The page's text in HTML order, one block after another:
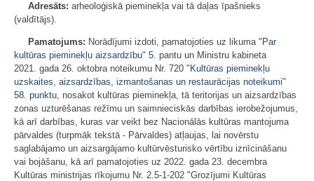
Adresāts: arheoloģiskā pieminekļa vai tā daļas īpašnieks
(valdītājs).
Pamatojums: Norādījumi izdoti, pamatojoties uz likuma " Par
kultūras pieminekļu aizsardzību" 5. pantu un Ministru kabineta
2021. gada 26. oktobra noteikumu Nr. 720 " Kultūras pieminekļu
uzskaites, aizsardzības, izmantošanas un restaurācijas noteikumi"
58. punktu, nosakot kultūras pieminekļa, tā teritorijas un aizsardzības
zonas uzturēšanas režīmu un saimnieciskās darbības ierobežojumus,
kā arī darbības, kuras var veikt bez Nacionālās kultūras mantojuma
pārvaldes (turpmāk tekstā - Pārvaldes) atļaujas, lai novērstu
saglabājamo un aizsargājamo kultūrvēsturisko vērtību iznīcināšanu
vai bojāšanu, kā arī pamatojoties uz 2022. gada 23. decembra
Kultūras ministrijas rīkojumu Nr. 2.5-1-202 "Grozījumi Kultūras